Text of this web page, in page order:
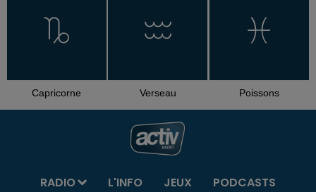
Capricorne Verseau Poissons
RADIO L'INFO JEUX
PODCASTS